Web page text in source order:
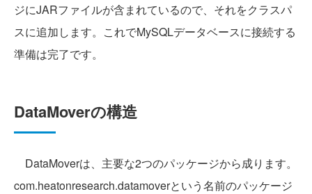
ジにJARファイルが含まれているので、それをクラスパ
スに追加します。これでMySQLデータベースに接続する
準備は完了です。
DataMoverの構造
DataMoverは、主要な2つのパッケージから成ります。
com.heatonresearch.datamoverという名前のパッケージ